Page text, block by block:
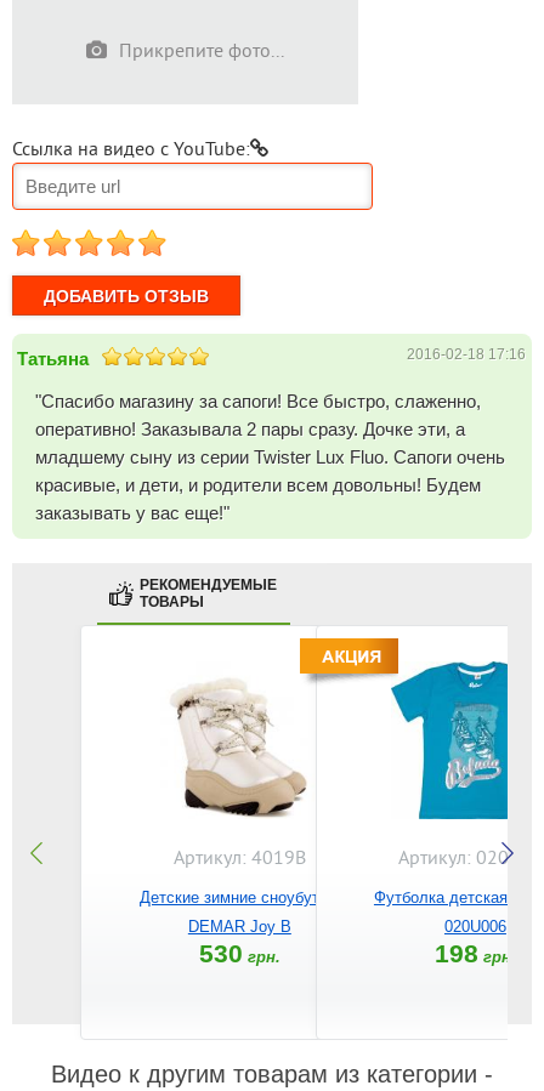
Прикрепите фото...
Ссылка на видео с YouTube:
1 2 3 4 5
Татьяна 2016-02-18 17:16
"Спасибо магазину за сапоги! Все быстро, слаженно,
оперативно! Заказывала 2 пары сразу. Дочке эти, а
младшему сыну из серии Twister Lux Fluo. Сапоги очень
красивые, и дети, и родители всем довольны! Будем
заказывать у вас еще!"
РЕКОМЕНДУЕМЫЕ
ТОВАРЫ
Артикул: 4019B
Детские зимние сноубутсы
DEMAR Joy B
530 грн.
Артикул:
Футболка детская
020U006
198 грн.
Видео к другим товарам из категории -